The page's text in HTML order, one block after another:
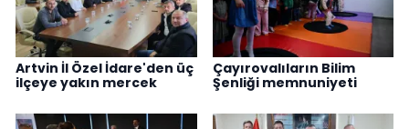
Artvin İl Özel İdare'den üç
ilçeye yakın mercek
Çayırovalıların Bilim
Şenliği memnuniyeti